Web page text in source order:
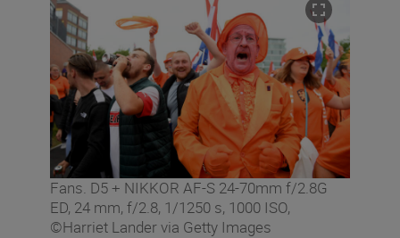
Fans. D5 + NIKKOR AF-S 24-70mm f/2.8G
ED, 24 mm, f/2.8, 1/1250 s, 1000 ISO,
©Harriet Lander via Getty Images